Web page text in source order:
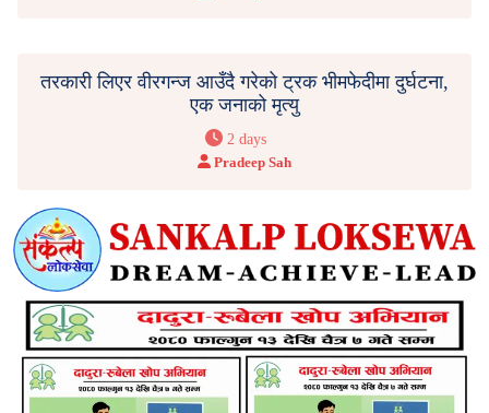
तरकारी लिएर वीरगन्ज आउँदै गरेको ट्रक भीमफेदीमा दुर्घटना,
एक जनाको मृत्यु
2 days
Pradeep Sah